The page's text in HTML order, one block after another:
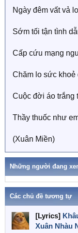
Ngày đêm vất vả
Sớm tối tận tình
Cấp cứu mạng
Chăm lo sức khoẻ
Cuộc đời áo
Thầy thuốc như
(Xuân Miền)
Những người đang
Các chủ đề tương tự
[Lyrics]
Xuân Nhàu